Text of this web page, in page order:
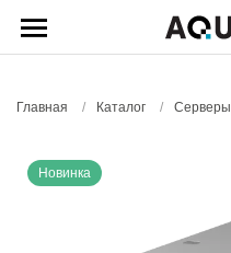
Главная / Каталог / Серверы
Новинка